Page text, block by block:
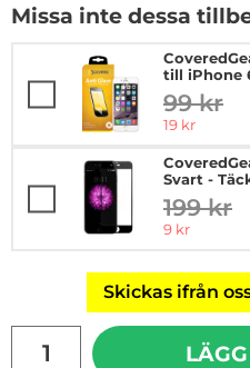
Missa inte dessa
till iPhone
99 kr
rea pris
19 kr
Svart -
199 kr
rea pris
9 kr
Skickas ifrån